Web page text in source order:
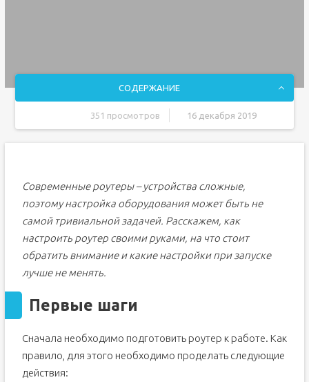
СОДЕРЖАНИЕ
351 просмотров 16 декабря 2019
Где получить дополнительную информацию
Первый шаг. Включение роутера
Второй шаг. Настройка маршрутизатора при помощи
планшета
Настройки роутера через браузер на мобильном
телефоне
интернета
Четвёртый шаг. Настройка Wi-Fi соединения
Пятый шаг. Установка пароля на беспроводную сеть
Шестой шаг. Изменение пароля на доступ
Заключение
Современные роутеры – устройства сложные,
поэтому настройка оборудования может быть не
самой тривиальной задачей. Расскажем, как
настроить роутер своими руками, на что стоит
обратить внимание и какие настройки при запуске
лучше не менять.
Первые шаги
Сначала необходимо подготовить роутер к работе. Как
правило, для этого необходимо проделать следующие
действия: